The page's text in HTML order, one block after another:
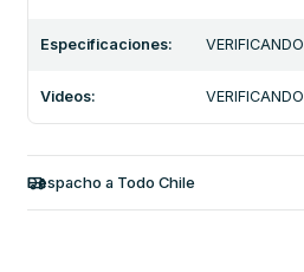
Especificaciones: VERIFICANDO
Videos: VERIFICANDO
Despacho a Todo Chile